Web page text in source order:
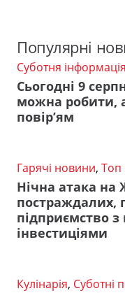
Популярні
Суботня інформація
Сьогодні 9
можна робити,
повір’ям
Гарячі новини, Топ
Нічна атака
постраждалих,
підприємство
інвестиціями
Кулінарія, Суботні